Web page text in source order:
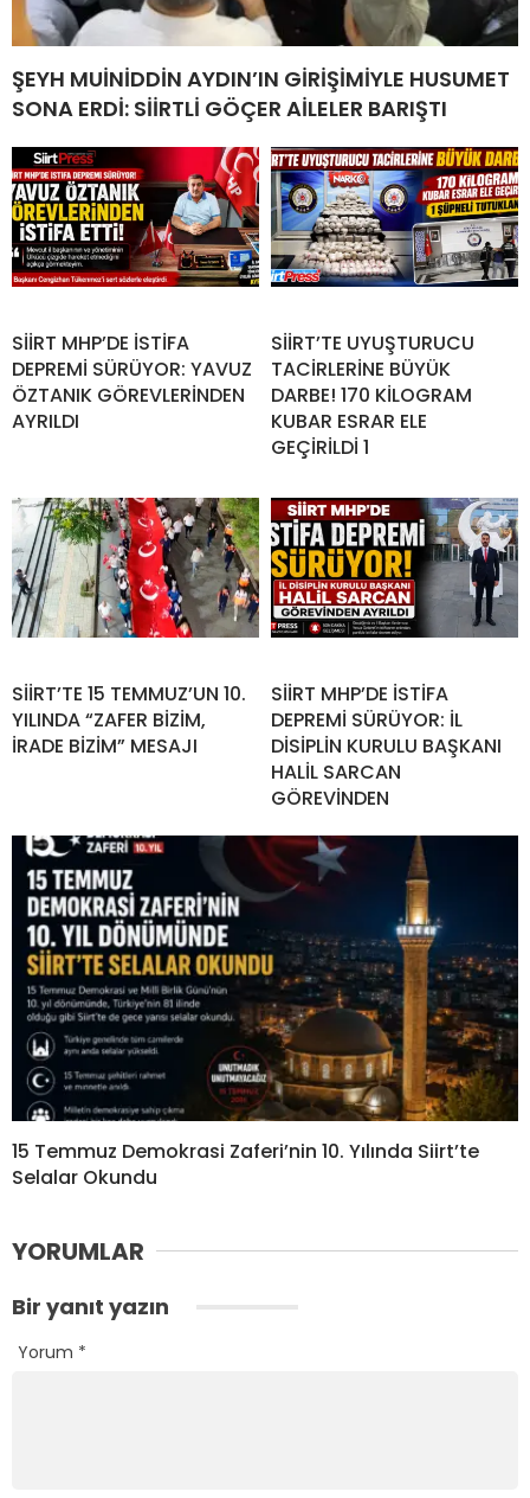
ŞEYH MUİNİDDİN AYDIN’IN GİRİŞİMİYLE HUSUMET
SONA ERDİ: SİİRTLİ GÖÇER AİLELER BARIŞTI
SİİRT MHP’DE İSTİFA
DEPREMİ SÜRÜYOR: YAVUZ
ÖZTANIK GÖREVLERİNDEN
AYRILDI
SİİRT’TE UYUŞTURUCU
TACİRLERİNE BÜYÜK
DARBE! 170 KİLOGRAM
KUBAR ESRAR ELE
GEÇİRİLDİ 1
SİİRT’TE 15 TEMMUZ’UN 10.
YILINDA “ZAFER BİZİM,
İRADE BİZİM” MESAJI
SİİRT MHP’DE İSTİFA
DEPREMİ SÜRÜYOR: İL
DİSİPLİN KURULU BAŞKANI
HALİL SARCAN
GÖREVİNDEN
15 Temmuz Demokrasi Zaferi’nin 10. Yılında Siirt’te
Selalar Okundu
YORUMLAR
Bir yanıt yazın
Yorum *